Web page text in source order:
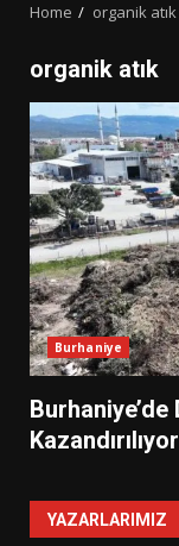
Home organik atık
organik atık
Burhaniye
Burhaniye’de
Kazandırılıyor
YAZARLARIMIZ